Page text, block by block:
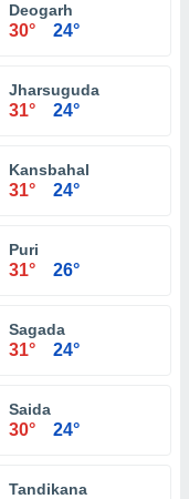
Deogarh
30° 24°
Jharsuguda
31° 24°
Kansbahal
31° 24°
Puri
31° 26°
Sagada
31° 24°
Saida
30° 24°
Tandikana